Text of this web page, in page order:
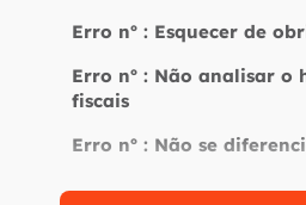
Erro nº : Esquecer de
Erro nº : Não analisar o
fiscais
Erro nº : Não se